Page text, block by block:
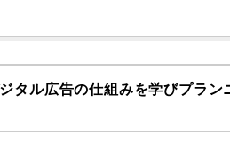
タル広告の仕組みを学びプラン